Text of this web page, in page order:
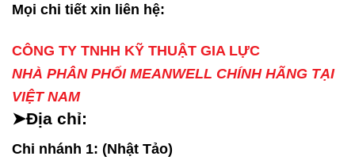
Mọi chi tiết xin liên hệ:
CÔNG TY TNHH KỸ THUẬT GIA LỰC
NHÀ PHÂN PHỐI MEANWELL CHÍNH HÃNG TẠI
VIỆT NAM
➤Địa chỉ:
Chi nhánh 1: (Nhật Tảo)